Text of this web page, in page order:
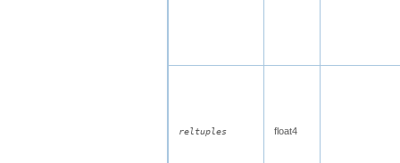
reltuples float4